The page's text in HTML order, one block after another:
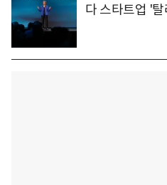
다 스타트업 '